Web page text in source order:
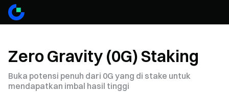
Zero Gravity (0G) Staking
Buka potensi penuh dari 0G yang di stake untuk
mendapatkan imbal hasil tinggi